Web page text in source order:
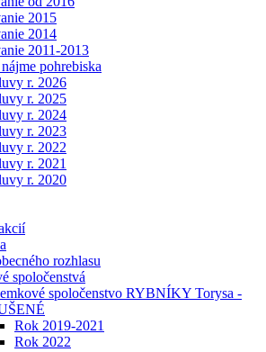
2015
2014
2011-2013
pohrebiska
r. 2026
r. 2025
r. 2024
r. 2023
r. 2022
r. 2021
r. 2020
rozhlasu
spoločenstvá
spoločenstvo RYBNÍKY Torysa -
Rok 2019-2021
Rok 2022